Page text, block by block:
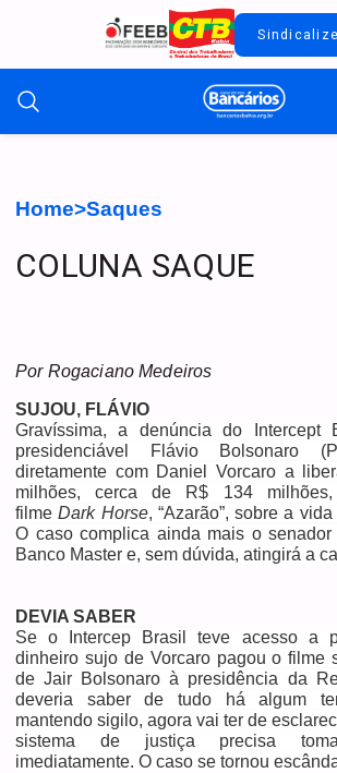
Home>Saques
COLUNA SAQUE
Por Rogaciano Medeiros
SUJOU, FLÁVIO
Gravíssima, a denúncia do
presidenciável Flávio Bolsonaro
diretamente com Daniel Vorcaro a
milhões, cerca de R$ 134
filmeDark Horse, “Azarão”, sobre a
O caso complica ainda mais o
Banco Master e, sem dúvida, atingirá a
DEVIA SABER
Se o Intercep Brasil teve acesso a
dinheiro sujo de Vorcaro pagou o filme
de Jair Bolsonaro à presidência da
deveria saber de tudo há algum
mantendo sigilo, agora vai ter de
sistema de justiça precisa
imediatamente. O caso se tornou